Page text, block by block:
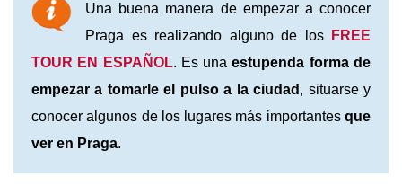
Una buena manera de empezar a conocer
Praga es realizando alguno de los
FREE
TOUR EN ESPAÑOL. Es unaestupenda forma de
empezar a tomarle el pulso a la ciudad , situarse y
conocer algunos de los lugares más importantes que
ver en Praga.